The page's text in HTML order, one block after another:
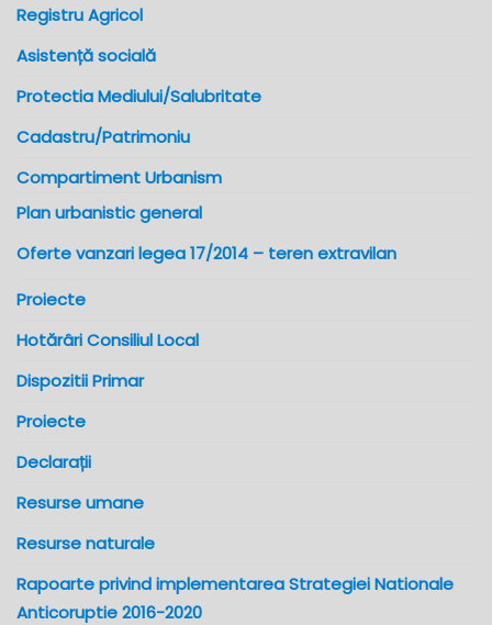
Registru Agricol
Asistență socială
Protectia Mediului/Salubritate
Cadastru/Patrimoniu
Compartiment Urbanism
Plan urbanistic general
Oferte vanzari legea 17/2014 – teren extravilan
Proiecte
Hotărâri Consiliul Local
Dispozitii Primar
Proiecte
Declarații
Resurse umane
Resurse naturale
Rapoarte privind implementarea Strategiei Nationale
Anticoruptie 2016-2020